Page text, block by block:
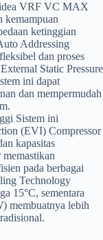
VRF VC MAX
kemampuan
ketinggian
Addressing
dan proses
Static Pressure
ini dapat
dan mempermudah
Sistem ini
(EVI) Compressor
kapasitas
pada berbagai
Technology
15°C, sementara
membuatnya lebih